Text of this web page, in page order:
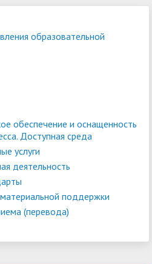
образовательной
обеспечение и оснащенность
Доступная среда
услуги
деятельность
поддержки
(перевода)